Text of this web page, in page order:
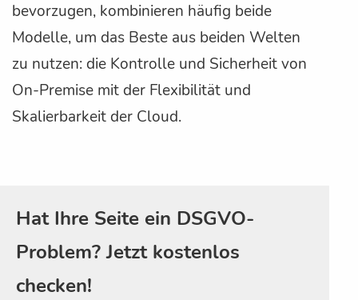
bevorzugen, kombinieren häufig beide
Modelle, um das Beste aus beiden Welten
zu nutzen: die Kontrolle und Sicherheit von
On-Premise mit der Flexibilität und
Skalierbarkeit der Cloud.
Hat Ihre Seite ein DSGVO-
Problem? Jetzt kostenlos
checken!